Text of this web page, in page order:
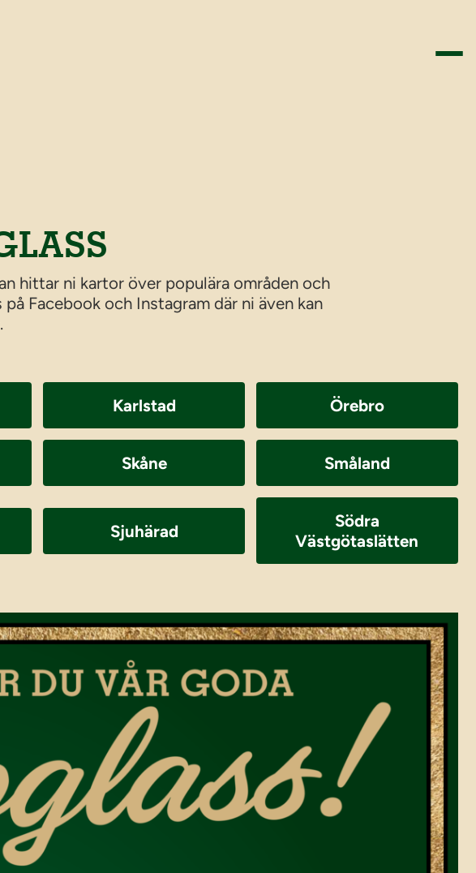
hittar ni kartor över populära områden och
Facebook och Instagram där ni även kan
Karlstad Örebro
Skåne Småland
Sjuhärad
Södra
Västgötaslätten